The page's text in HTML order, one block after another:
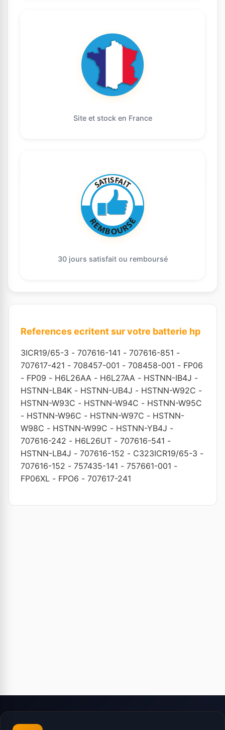
Site et stock en France
30 jours satisfait ou remboursé
References ecritent sur votre batterie hp
3ICR19/65-3 - 707616-141 - 707616-851 -
707617-421 - 708457-001 - 708458-001 - FP06
- FP09 - H6L26AA - H6L27AA - HSTNN-IB4J -
HSTNN-LB4K - HSTNN-UB4J - HSTNN-W92C -
HSTNN-W93C - HSTNN-W94C - HSTNN-W95C
- HSTNN-W96C - HSTNN-W97C - HSTNN-
W98C - HSTNN-W99C - HSTNN-YB4J -
707616-242 - H6L26UT - 707616-541 -
HSTNN-LB4J - 707616-152 - C323ICR19/65-3 -
707616-152 - 757435-141 - 757661-001 -
FP06XL - FPO6 - 707617-241